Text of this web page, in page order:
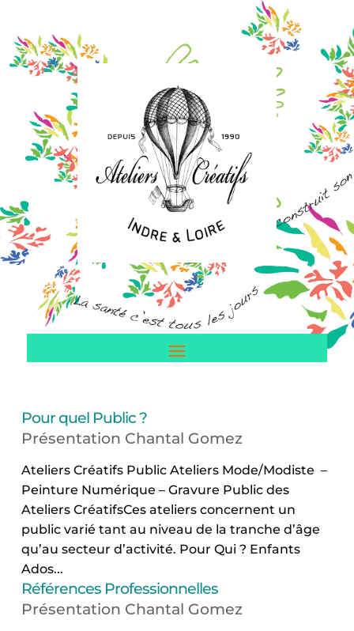
Pour quel Public ?
Présentation Chantal Gomez
Ateliers Créatifs Public Ateliers Mode/Modiste –
Peinture Numérique – Gravure Public des
Ateliers CréatifsCes ateliers concernent un
public varié tant au niveau de la tranche d’âge
qu’au secteur d’activité. Pour Qui ? Enfants
Ados...
Références Professionnelles
Présentation Chantal Gomez